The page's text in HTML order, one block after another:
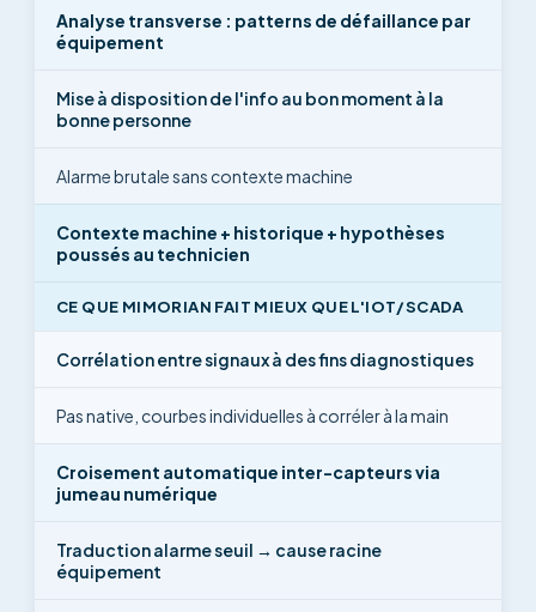
Analyse transverse : patterns de défaillance par
équipement
Mise à disposition de l'info au bon moment à la
bonne personne
Alarme brutale sans contexte machine
Contexte machine + historique + hypothèses
poussés au technicien
CE QUE MIMORIAN FAIT MIEUX QUE L'IOT/SCADA
Corrélation entre signaux à des fins diagnostiques
Pas native, courbes individuelles à corréler à la main
Croisement automatique inter-capteurs via
jumeau numérique
Traduction alarme seuil → cause racine
équipement